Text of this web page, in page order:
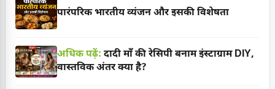
पारंपरिक भारतीय व्यंजन और इसकी विशेषता
अधिक पढ़ें: दादी माँ की रेसिपी बनाम इंस्टाग्राम DIY,
वास्तविक अंतर क्या है?